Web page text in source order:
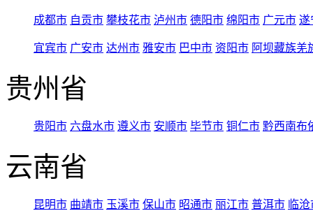
成都市 自贡市 攀枝花市 泸州市 德阳市 绵阳市 广元市 遂
宜宾市 广安市 达州市 雅安市 巴中市 资阳市 阿坝藏族羌
贵州省
贵阳市 六盘水市 遵义市 安顺市 毕节市 铜仁市 黔西南布
云南省
昆明市 曲靖市 玉溪市 保山市 昭通市 丽江市 普洱市 临